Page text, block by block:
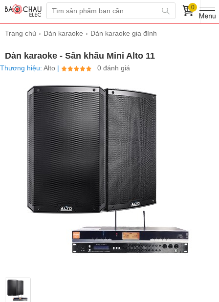
0
Trang chủ Dàn karaoke Dàn karaoke gia đình
Dàn karaoke - Sân khấu Mini Alto 11
Thương hiệu: Alto | 0 đánh giá